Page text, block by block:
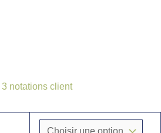
3 notations client